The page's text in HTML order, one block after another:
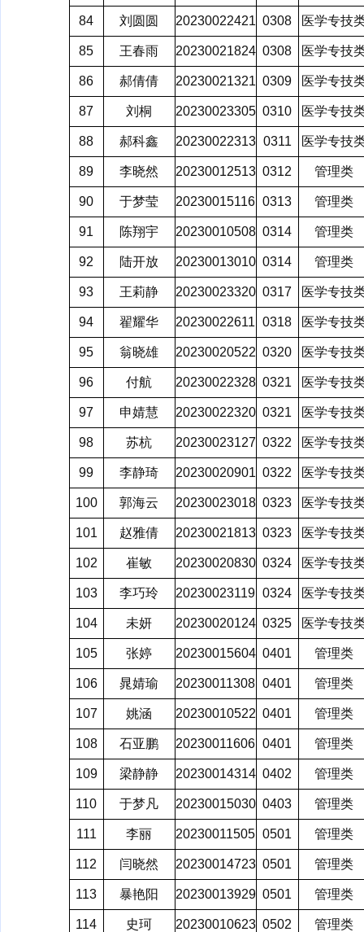
84 刘圆圆 20230022421 0308 医学专技
85 王春雨 20230021824 0308 医学专技
86 郝倩倩 20230021321 0309 医学专技
87 刘桐 20230023305 0310 医学专技
88 郝科鑫 20230022313 0311 医学专技
89 李晓然 20230012513 0312 管理类
90 于梦莹 20230015116 0313 管理类
91 陈翔宇 20230010508 0314 管理类
92 陆开放 20230013010 0314 管理类
93 王莉静 20230023320 0317 医学专技
94 翟耀华 20230022611 0318 医学专技
95 翁晓雄 20230020522 0320 医学专技
96 付航 20230022328 0321 医学专技
97 申婧慧 20230022320 0321 医学专技
98 苏杭 20230023127 0322 医学专技
99 李静琦 20230020901 0322 医学专技
100 郭海云 20230023018 0323 医学专技
101 赵雅倩 20230021813 0323 医学专技
102 崔敏 20230020830 0324 医学专技
103 李巧玲 20230023119 0324 医学专技
104 未妍 20230020124 0325 医学专技
105 张婷 20230015604 0401 管理类
106 晁婧瑜 20230011308 0401 管理类
107 姚涵 20230010522 0401 管理类
108 石亚鹏 20230011606 0401 管理类
109 梁静静 20230014314 0402 管理类
110 于梦凡 20230015030 0403 管理类
111 李丽 20230011505 0501 管理类
112 闫晓然 20230014723 0501 管理类
113 暴艳阳 20230013929 0501 管理类
114 史珂 20230010623 0502 管理类